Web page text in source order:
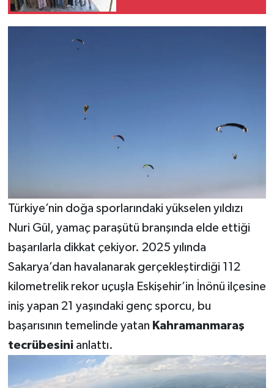
Türkiye’nin doğa sporlarındaki yükselen yıldızı
Nuri Gül, yamaç paraşütü branşında elde ettiği
başarılarla dikkat çekiyor. 2025 yılında
Sakarya’dan havalanarak gerçekleştirdiği 112
kilometrelik rekor uçuşla Eskişehir’in İnönü ilçesine
iniş yapan 21 yaşındaki genç sporcu, bu
başarısının temelinde yatan Kahramanmaraş
tecrübesinianlattı.
KAHRAMANMARAŞ